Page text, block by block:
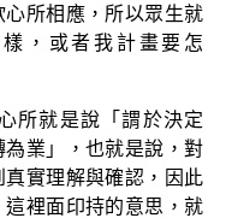
所相應，所以眾生就
，或者我計畫要怎
所就是說「謂於決定
業」，也就是說，對
實理解與確認，因此
裡面印持的意思，就